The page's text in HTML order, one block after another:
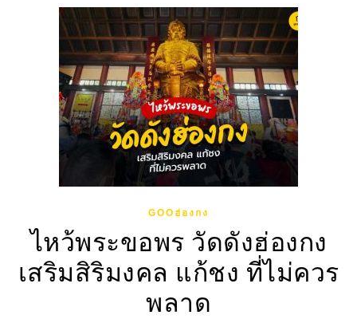
GOOฮ่องกง
ไหว้พระขอพร วัดดังฮ่องกง
เสริมสิริมงคล แก้ชง ที่ไม่ควร
พลาด